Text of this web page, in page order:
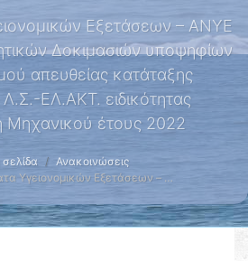
Εξετάσεων – ΑΝΥΕ
Δοκιμασιών υποψηφίων
απευθείας κατάταξης
ΕΛ.ΑΚΤ. ειδικότητας
Μηχανικού έτους 2022
Ανακοινώσεις
Υγειονομικών Εξετάσεων – …